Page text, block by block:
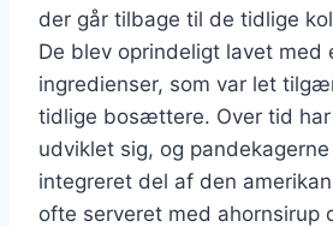
der går tilbage til de tidlige
De blev oprindeligt lavet med
ingredienser, som var let
tidlige bosættere. Over tid
udviklet sig, og
integreret del af den
ofte serveret med ahornsirup